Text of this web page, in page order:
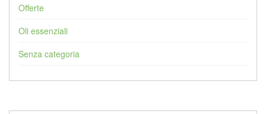
Offerte
Oli essenziali
Senza categoria